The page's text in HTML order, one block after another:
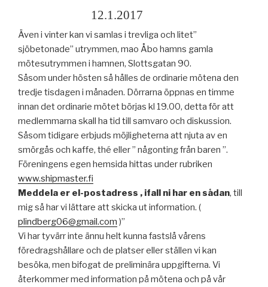
12.1.2017
Även i vinter kan vi samlas i trevliga och litet”
sjöbetonade” utrymmen, mao Åbo hamns gamla
mötesutrymmen i hamnen, Slottsgatan 90.
Såsom under hösten så hålles de ordinarie mötena den
tredje tisdagen i månaden. Dörrarna öppnas en timme
innan det ordinarie mötet börjas kl 19.00, detta för att
medlemmarna skall ha tid till samvaro och diskussion.
Såsom tidigare erbjuds möjligheterna att njuta av en
smörgås och kaffe, thé eller ” någonting från baren ”.
Föreningens egen hemsida hittas under rubriken
www.shipmaster.fi
Meddela er el-postadress , ifall ni har en sådan, till
mig så har vi lättare att skicka ut information. (
plindberg06@gmail.com )”
Vi har tyvärr inte ännu helt kunna fastslå vårens
föredragshållare och de platser eller ställen vi kan
besöka, men bifogat de preliminära uppgifterna. Vi
återkommer med information på mötena och på vår